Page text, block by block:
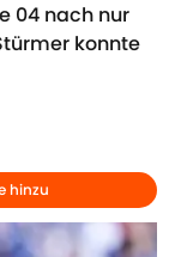
04 nach nur
konnte
hinzu